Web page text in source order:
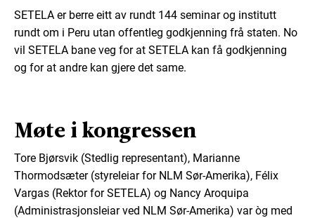
SETELA er berre eitt av rundt 144 seminar og institutt
rundt om i Peru utan offentleg godkjenning frå staten. No
vil SETELA bane veg for at SETELA kan få godkjenning
og for at andre kan gjere det same.
Møte i kongressen
Tore Bjørsvik (Stedlig representant), Marianne
Thormodsæter (styreleiar for NLM Sør-Amerika), Félix
Vargas (Rektor for SETELA) og Nancy Aroquipa
(Administrasjonsleiar ved NLM Sør-Amerika) var òg med